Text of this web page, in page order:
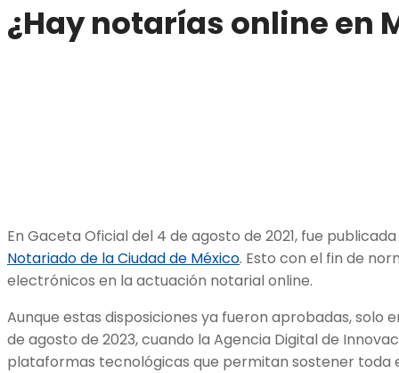
¿Hay notarías online en
En Gaceta Oficial del 4 de agosto de 2021, fue
Notariado de la Ciudad de México. Esto con el fin de
electrónicos en la actuación notarial online.
Aunque estas disposiciones ya fueron aprobadas, solo
de agosto de 2023, cuando la Agencia Digital de
plataformas tecnológicas que permitan sostener